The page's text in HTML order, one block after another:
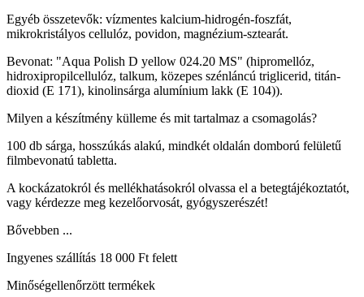
Egyéb összetevők: vízmentes kalcium-hidrogén-foszfát,
mikrokristályos cellulóz, povidon, magnézium-sztearát.
Bevonat: "Aqua Polish D yellow 024.20 MS" (hipromellóz,
hidroxipropilcellulóz, talkum, közepes szénláncú triglicerid, titán-
dioxid (E 171), kinolinsárga alumínium lakk (E 104)).
Milyen a készítmény külleme és mit tartalmaz a csomagolás?
100 db sárga, hosszúkás alakú, mindkét oldalán domború felületű
filmbevonatú tabletta.
A kockázatokról és mellékhatásokról olvassa el a betegtájékoztatót,
vagy kérdezze meg kezelőorvosát, gyógyszerészét!
Bővebben ...
Ingyenes szállítás 18 000 Ft felett
Minőségellenőrzött termékek